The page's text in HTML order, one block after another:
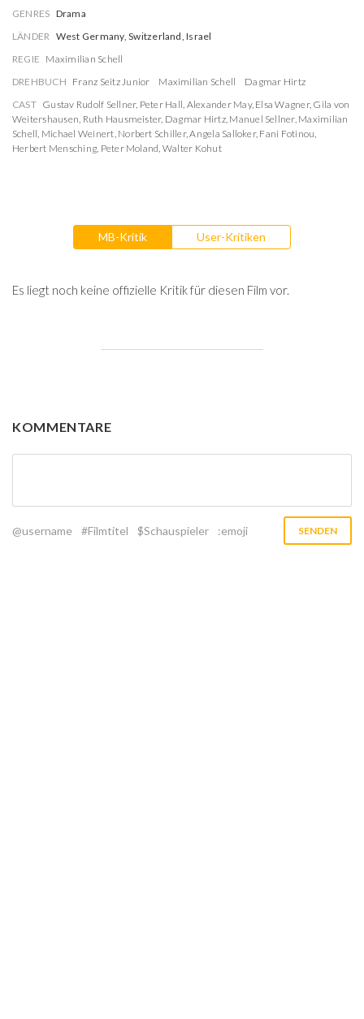
GENRES Drama
LÄNDER West Germany, Switzerland, Israel
REGIE Maximilian Schell
DREHBUCH Franz Seitz Junior Maximilian Schell
Dagmar Hirtz
CAST Gustav Rudolf Sellner, Peter Hall, Alexander May, Elsa Wagner, Gila von
Weitershausen, Ruth Hausmeister, Dagmar Hirtz, Manuel Sellner, Maximilian
Schell, Michael Weinert, Norbert Schiller,Angela Salloker, Fani Fotinou,
Herbert Mensching, Peter Moland, Walter Kohut
MB-Kritik User-Kritiken
Es liegt noch keine offizielle Kritik für diesen Film vor.
KOMMENTARE
@username #Filmtitel $Schauspieler :emoji